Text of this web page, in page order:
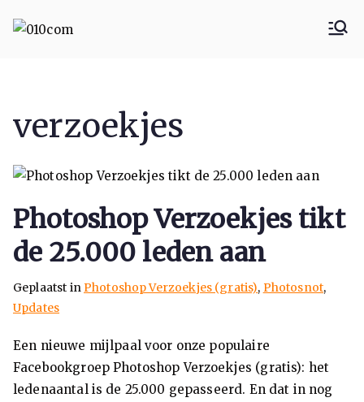
verzoekjes
Photoshop Verzoekjes tikt
de 25.000 leden aan
Geplaatst in Photoshop Verzoekjes (gratis), Photosnot,
Updates
Een nieuwe mijlpaal voor onze populaire
Facebookgroep Photoshop Verzoekjes (gratis): het
ledenaantal is de 25.000 gepasseerd. En dat in nog